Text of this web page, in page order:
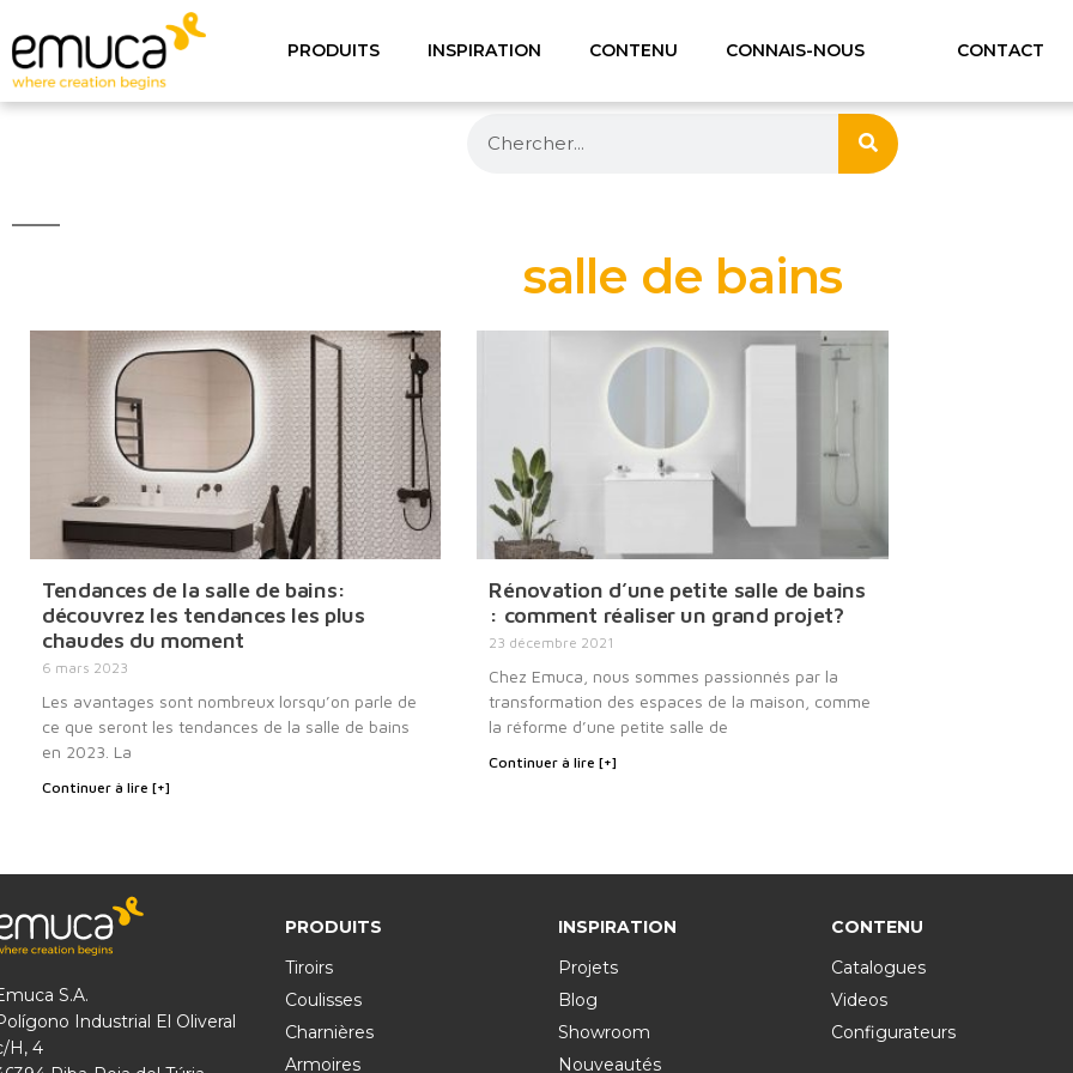
PRODUITS INSPIRATION CONTENU CONNAIS-NOUS CONTACT
salle de bains
Tendances de la salle de bains:
découvrez les tendances les plus
chaudes du moment
6 mars 2023
Les avantages sont nombreux lorsqu’on parle de
ce que seront les tendances de la salle de bains
en 2023. La
Continuer à lire [+]
Rénovation d’une petite salle de bains
: comment réaliser un grand projet?
23 décembre 2021
Chez Emuca, nous sommes passionnés par la
transformation des espaces de la maison, comme
la réforme d’une petite salle de
Continuer à lire [+]
S.A.
Industrial El Oliveral
H, 4
PRODUITS
Tiroirs
Coulisses
Charnières
Armoires
INSPIRATION
Projets
Blog
Showroom
Nouveautés
CONTENU
Catalogues
Videos
Configurateurs